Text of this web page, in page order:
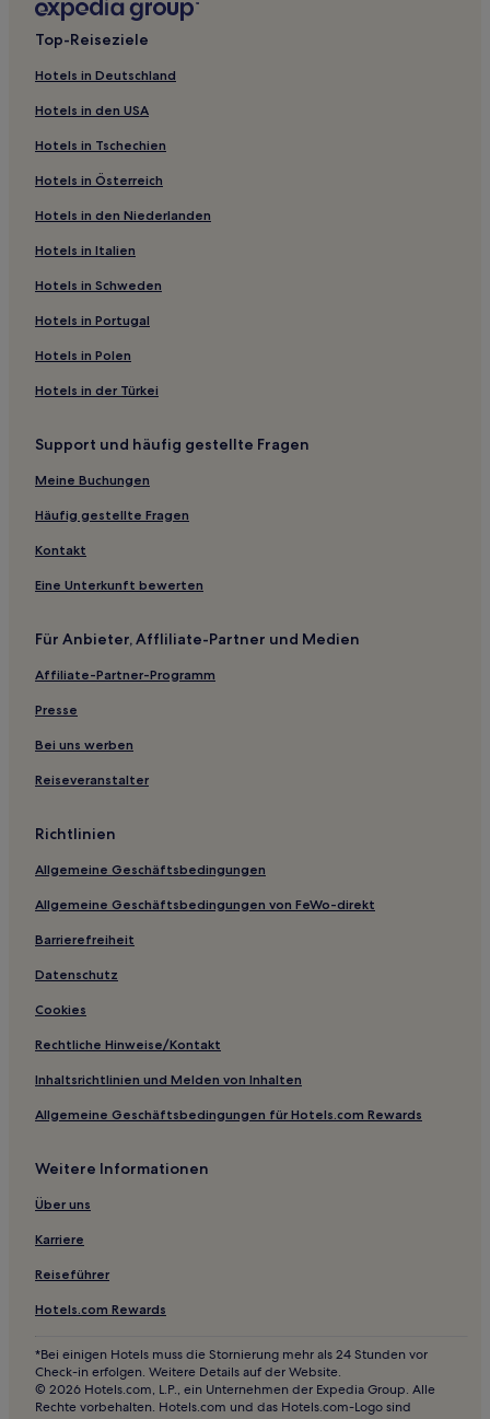
Ferienwohnungen in Altstadt Split
Villen in Omis
Ferienwohnungen in Omis
Aparthotels in Omis
Ferienwohnungen in Supetar
Villen in Splitska
Hotels mit inbegriffenem Frühstück nahe Žnjan Strand
Günstige nahe Žnjan Strand
Hotels mit Fitnessbereich in Mitteldalmatien
Familien in Mitteldalmatien
Familien in Dugi Rat
Business in Dugi Rat
Haustierfreundliche in Dugi Rat
Günstige in Dugi Rat
Strand in Dugi Rat
Haustierfreundliche in Postira
Günstige in Postira
Luxus in Postira
Familien in Stobreč
Günstige in Supetar
Haustierfreundliche in Supetar
Luxus in Duce
Familien in Omis
Business in Omis
Hotels mit inbegriffenem Frühstück in Omis
Haustierfreundliche in Omis
Günstige in Splitska
Familien in Splitska
Hotels mit Pool in Splitska
Familien in Podstrana
Luxus in Podstrana
Familien in Jesenice
3-Sterne-Hotels in Zminjevača
4-Sterne-Hotels in Dugi Rat
3-Sterne-Hotels in Čelina
2-Sterne-Hotels in Splitska
4-Sterne-Hotels in Splitska
Top-Reiseziele
Hotels in Deutschland
Hotels in den USA
Hotels in Tschechien
Hotels in Österreich
Hotels in den Niederlanden
Hotels in Italien
Hotels in Schweden
Hotels in Portugal
Hotels in Polen
Hotels in der Türkei
Support und häufig gestellte Fragen
Meine Buchungen
Häufig gestellte Fragen
Kontakt
Eine Unterkunft bewerten
Für Anbieter, Affliliate-Partner und Medien
Affiliate-Partner-Programm
Presse
Bei uns werben
Reiseveranstalter
Richtlinien
Allgemeine Geschäftsbedingungen
Allgemeine Geschäftsbedingungen von FeWo-direkt
Barrierefreiheit
Datenschutz
Cookies
Rechtliche Hinweise/Kontakt
Inhaltsrichtlinien und Melden von Inhalten
Allgemeine Geschäftsbedingungen für Hotels.com Rewards
Weitere Informationen
Über uns
Karriere
Reiseführer
Hotels.com Rewards
*Bei einigen Hotels muss die Stornierung mehr als 24 Stunden vor
Check-in erfolgen. Weitere Details auf der Website.
© 2026 Hotels.com, L.P., ein Unternehmen der Expedia Group. Alle
Rechte vorbehalten. Hotels.com und das Hotels.com-Logo sind